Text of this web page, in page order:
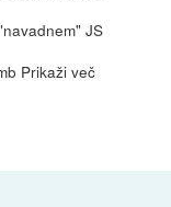
JS
Prikaži več